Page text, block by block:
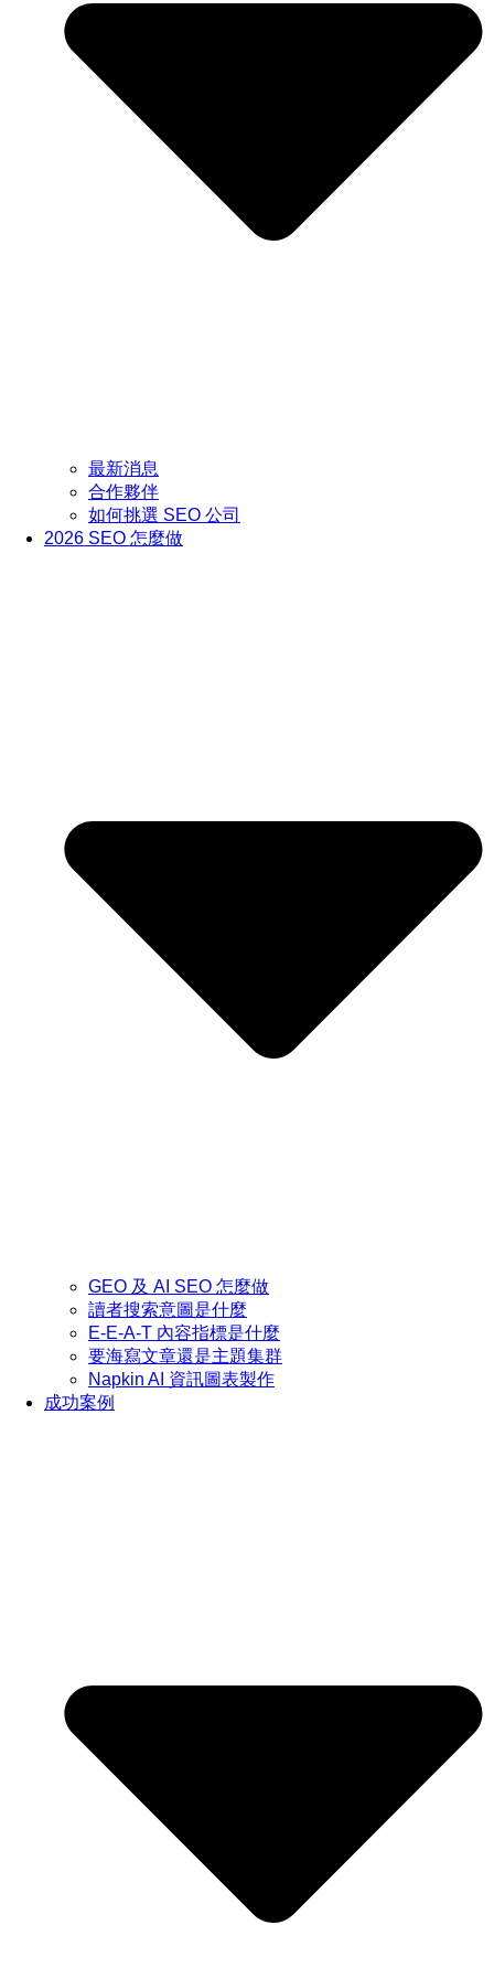
最新消息
合作夥伴
如何挑選 SEO 公司
2026 SEO 怎麼做
GEO 及 AI SEO 怎麼做
讀者搜索意圖是什麼
E-E-A-T 內容指標是什麼
要海寫文章還是主題集群
Napkin AI 資訊圖表製作
成功案例